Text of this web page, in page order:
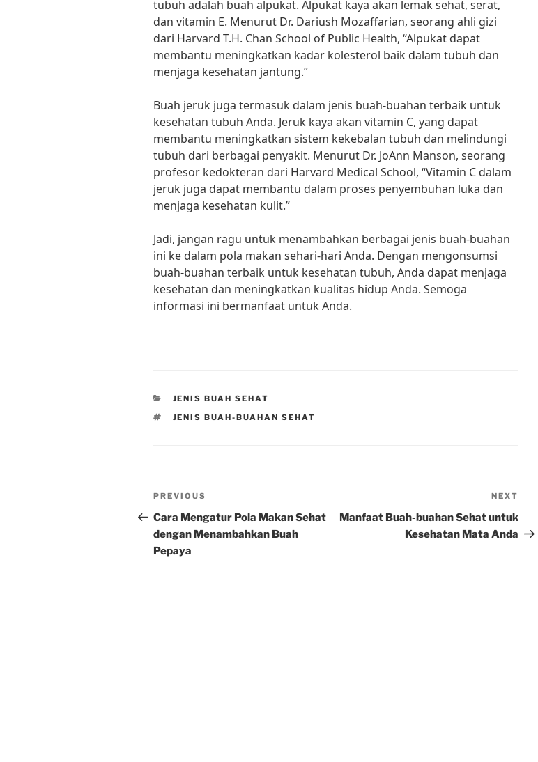
tubuh adalah buah alpukat. Alpukat kaya akan lemak sehat, serat,
dan vitamin E. Menurut Dr. Dariush Mozaffarian, seorang ahli gizi
dari Harvard T.H. Chan School of Public Health, “Alpukat dapat
membantu meningkatkan kadar kolesterol baik dalam tubuh dan
menjaga kesehatan jantung.”
Buah jeruk juga termasuk dalam jenis buah-buahan terbaik untuk
kesehatan tubuh Anda. Jeruk kaya akan vitamin C, yang dapat
membantu meningkatkan sistem kekebalan tubuh dan melindungi
tubuh dari berbagai penyakit. Menurut Dr. JoAnn Manson, seorang
profesor kedokteran dari Harvard Medical School, “Vitamin C dalam
jeruk juga dapat membantu dalam proses penyembuhan luka dan
menjaga kesehatan kulit.”
Jadi, jangan ragu untuk menambahkan berbagai jenis buah-buahan
ini ke dalam pola makan sehari-hari Anda. Dengan mengonsumsi
buah-buahan terbaik untuk kesehatan tubuh, Anda dapat menjaga
kesehatan dan meningkatkan kualitas hidup Anda. Semoga
informasi ini bermanfaat untuk Anda.
CATEGORIES
JENIS BUAH SEHAT
TAGS
JENIS BUAH-BUAHAN SEHAT
Post
navigation
Previous
Post
PREVIOUS
Cara Mengatur Pola Makan Sehat
dengan Menambahkan Buah
Pepaya
Post
NEXT
Manfaat Buah-buahan Sehat untuk
Kesehatan Mata Anda